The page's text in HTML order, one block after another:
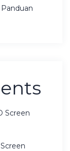
Screen